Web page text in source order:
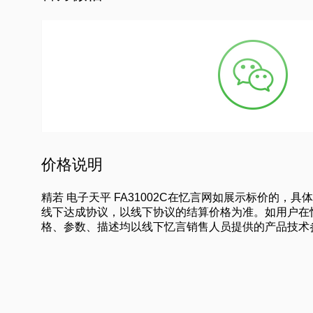
价格说明
精若 电子天平 FA31002C在忆言网如展示标价的，具
线下达成协议，以线下协议的结算价格为准。如用户
格、参数、描述均以线下忆言销售人员提供的产品技术